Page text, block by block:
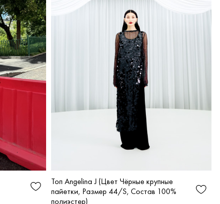
Топ Angelina J (Цвет Чёрные крупные
пайетки, Размер 44/S, Состав 100%
полиэстер)